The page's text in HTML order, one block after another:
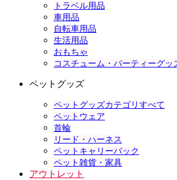
トラベル用品
車用品
自転車用品
生活用品
おもちゃ
コスチューム・パーティーグッ
ペットグッズ
ペットグッズカテゴリすべて
ペットウェア
首輪
リード・ハーネス
ペットキャリーバック
ペット雑貨・家具
アウトレット